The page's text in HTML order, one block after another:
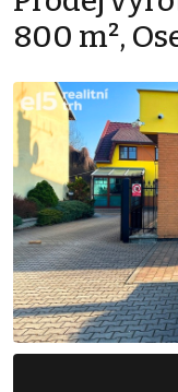
800 m²,